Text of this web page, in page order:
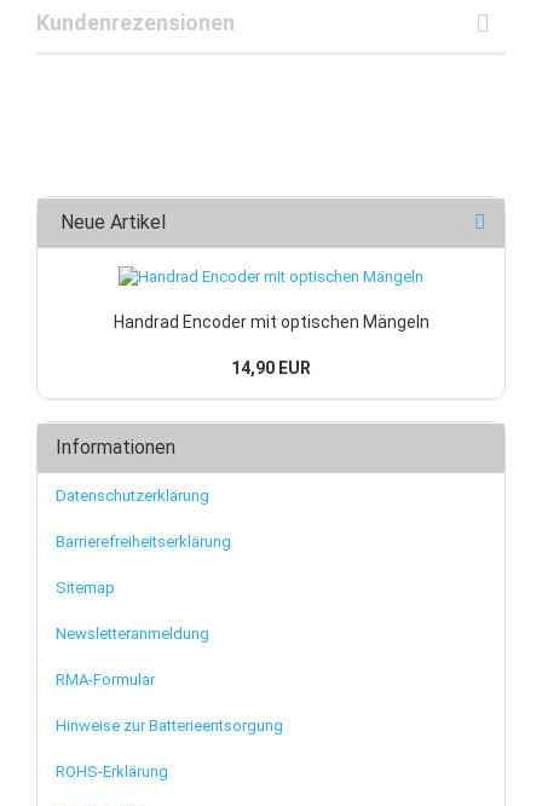
Kundenrezensionen
Neue Artikel
Handrad Encoder mit optischen Mängeln
14,90 EUR
Informationen
Datenschutzerklärung
Barrierefreiheitserklärung
Sitemap
Newsletteranmeldung
RMA-Formular
Hinweise zur Batterieentsorgung
ROHS-Erklärung